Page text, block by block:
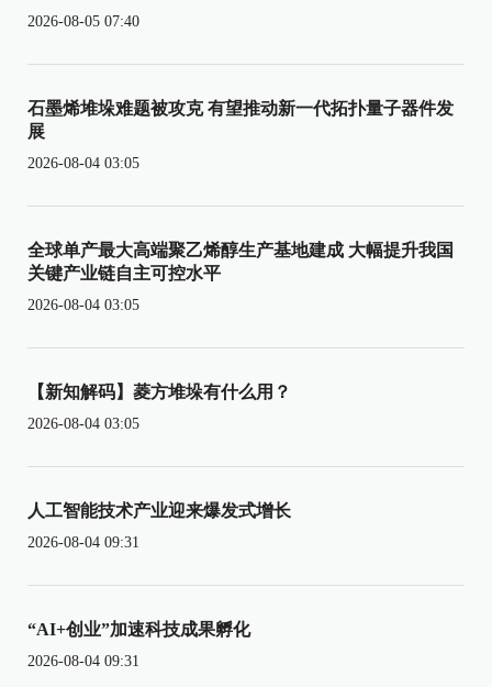
2026-08-05 07:40
石墨烯堆垛难题被攻克 有望推动新一代拓扑量子器件发
展
2026-08-04 03:05
全球单产最大高端聚乙烯醇生产基地建成 大幅提升我国
关键产业链自主可控水平
2026-08-04 03:05
【新知解码】菱方堆垛有什么用？
2026-08-04 03:05
人工智能技术产业迎来爆发式增长
2026-08-04 09:31
“AI+创业”加速科技成果孵化
2026-08-04 09:31